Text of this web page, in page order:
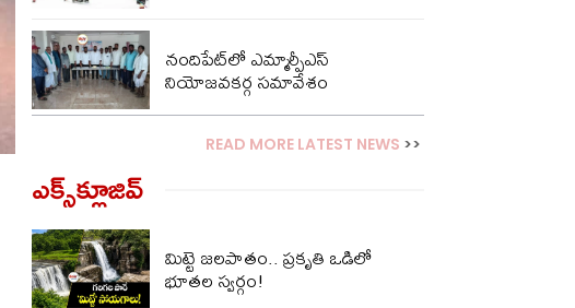
నందిపేట్‌లో ఎమ్మార్పీఎస్
నియోజవకర్గ సమావేశం
READ MORE LATEST NEWS >>
ఎక్స్‌క్లూజివ్‌
మిట్టె జలపాతం.. ప్రకృతి ఒడిలో
భూతల స్వర్గం!